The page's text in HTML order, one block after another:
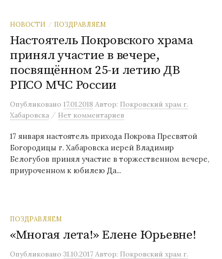
НОВОСТИ / ПОЗДРАВЛЯЕМ
Настоятель Покровского храма
принял участие в вечере,
посвящённом 25-и летию ДВ
РПСО МЧС России
Опубликовано 17.01.2018 Автор: Покровский храм г.
Хабаровска / Нет комментариев
17 января настоятель прихода Покрова Пресвятой
Богородицы г. Хабаровска иерей Владимир
Белогубов принял участие в торжественном вечере,
приуроченном к юбилею Да...
ПОЗДРАВЛЯЕМ
«Многая лета!» Елене Юрьевне!
Опубликовано 31.10.2017 Автор: Покровский храм г.